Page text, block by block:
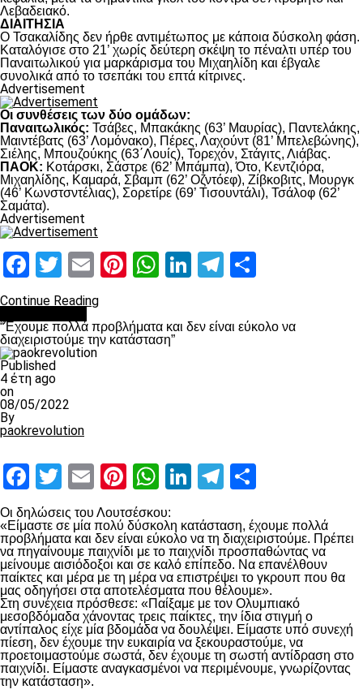
Λεβαδειακό.
ΔΙΑΙΤΗΣΙΑ
Ο Τσακαλίδης δεν ήρθε αντιμέτωπος με κάποια δύσκολη φάση.
Καταλόγισε στο 21’ χωρίς δεύτερη σκέψη το πέναλτι υπέρ του
Παναιτωλικού για μαρκάρισμα του Μιχαηλίδη και έβγαλε
συνολικά από το τσεπάκι του επτά κίτρινες.
Advertisement
Οι συνθέσεις των δύο ομάδων:
Παναιτωλικός: Τσάβες, Μπακάκης (63’ Μαυρίας), Παντελάκης,
Μαιντέβατς (63’ Λομόνακο), Πέρες, Λαχούντ (81’ Μπελεβώνης),
Σιέλης, Μπουζούκης (63΄Λουίς), Τορεχόν, Στάγιτς, Λιάβας.
ΠΑΟΚ: Κοτάρσκι, Σάστρε (62’ Μπάμπα), Ότο, Κεντζιόρα,
Μιχαηλίδης, Καμαρά, Σβαμπ (62’ Οζντόεφ), Ζίβκοβιτς, Μουργκ
(46’ Κωνστσντέλιας), Σορετίρε (69’ Τισουντάλι), Τσάλοφ (62’
Σαμάτα).
Advertisement
Facebook
Twitter
EmailPinterest
WhatsApp
LinkedIn
Telegram
Continue Reading
“Έχουμε πολλά προβλήματα και δεν είναι εύκολο να
διαχειριστούμε την κατάσταση”
Published
4 έτη ago
on
08/05/2022
By
paokrevolution
Facebook
Twitter
EmailPinterest
WhatsApp
LinkedIn
Telegram
Οι δηλώσεις του Λουτσέσκου:
«Είμαστε σε μία πολύ δύσκολη κατάσταση, έχουμε πολλά
προβλήματα και δεν είναι εύκολο να τη διαχειριστούμε. Πρέπει
να πηγαίνουμε παιχνίδι με το παιχνίδι προσπαθώντας να
μείνουμε αισιόδοξοι και σε καλό επίπεδο. Να επανέλθουν
παίκτες και μέρα με τη μέρα να επιστρέψει το γκρουπ που θα
μας οδηγήσει στα αποτελέσματα που θέλουμε».
Στη συνέχεια πρόσθεσε: «Παίξαμε με τον Ολυμπιακό
μεσοβδόμαδα χάνοντας τρεις παίκτες, την ίδια στιγμή ο
αντίπαλος είχε μία βδομάδα να δουλέψει. Είμαστε υπό συνεχή
πίεση, δεν έχουμε την ευκαιρία να ξεκουραστούμε, να
προετοιμαστούμε σωστά, δεν έχουμε τη σωστή αντίδραση στο
παιχνίδι. Είμαστε αναγκασμένοι να περιμένουμε, γνωρίζοντας
την κατάσταση».